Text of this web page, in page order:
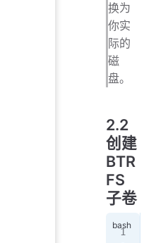
换为
你实
际的
磁
盘。
2.2
创建
BTR
FS
子卷